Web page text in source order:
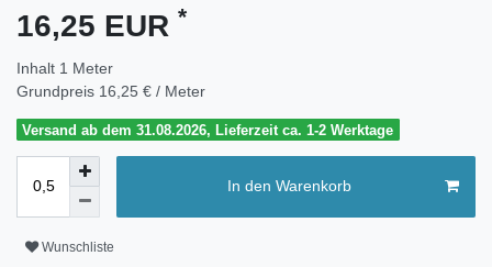
16,25 EUR *
Inhalt 1 Meter
Grundpreis 16,25 € / Meter
Versand ab dem 31.08.2026, Lieferzeit ca. 1-2 Werktage
In den Warenkorb
Wunschliste